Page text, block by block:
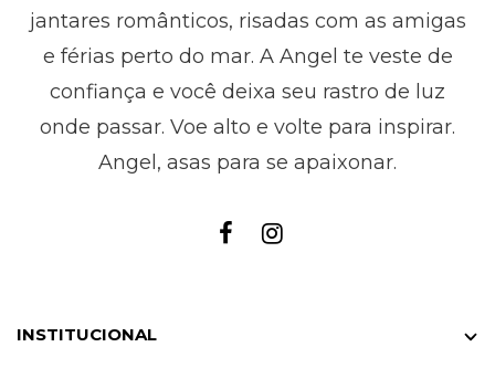
jantares românticos, risadas com as amigas
e férias perto do mar. A Angel te veste de
confiança e você deixa seu rastro de luz
onde passar. Voe alto e volte para inspirar.
Angel, asas para se apaixonar.
INSTITUCIONAL